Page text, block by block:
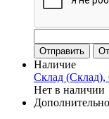
Наличие
Склад (Склад),
Нет в наличии
Дополнительно